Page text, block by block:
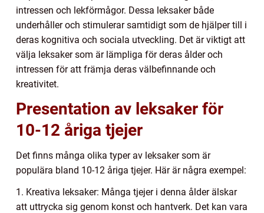
intressen och lekförmågor. Dessa leksaker både
underhåller och stimulerar samtidigt som de hjälper till i
deras kognitiva och sociala utveckling. Det är viktigt att
välja leksaker som är lämpliga för deras ålder och
intressen för att främja deras välbefinnande och
kreativitet.
Presentation av leksaker för
10-12 åriga tjejer
Det finns många olika typer av leksaker som är
populära bland 10-12 åriga tjejer. Här är några exempel:
1. Kreativa leksaker: Många tjejer i denna ålder älskar
att uttrycka sig genom konst och hantverk. Det kan vara